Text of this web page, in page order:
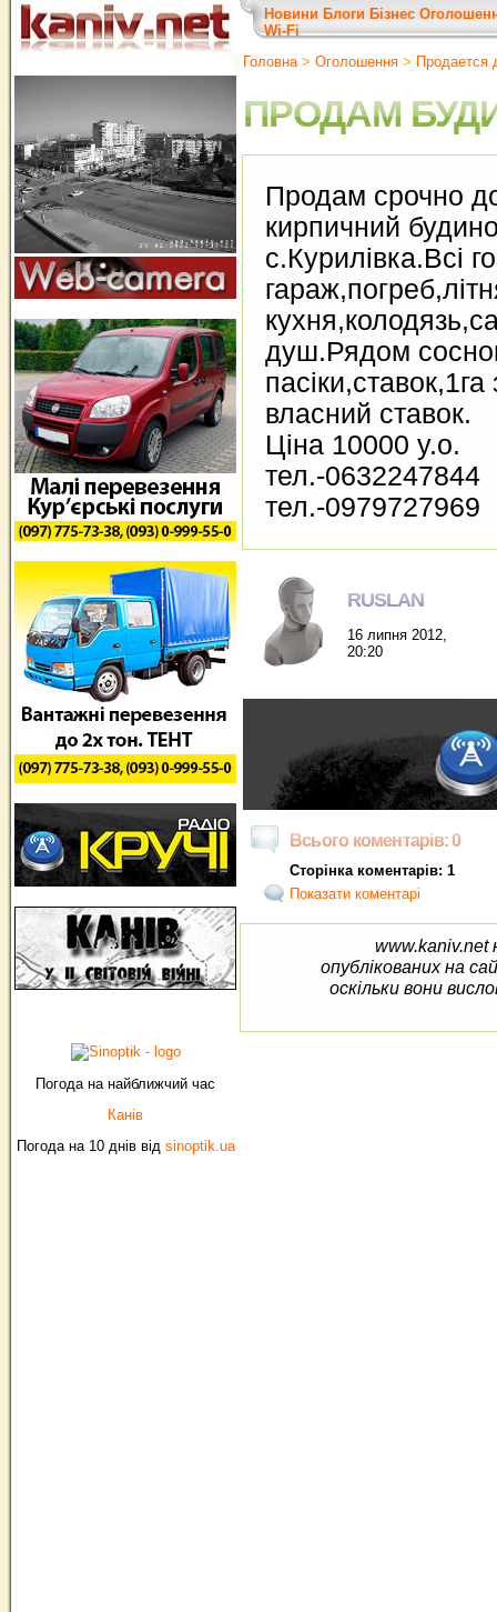
Погода на найближчий час
Канів
Погода на 10 днів від sinoptik.ua
Новини Блоги Бізнес
Wi-Fi
Головна> Оголошення > Продается
ПРОДАМ
Продам срочно
кирпичний
с.Курилівка.Всі
душ.Рядом
власний ставок.
Ціна 10000 у.о.
тел.-0632247844
тел.-0979727969
RUSLAN
16 липня 2012,
20:20
Всього коментарів: 0
Сторінка коментарів: 1
Показати коментарі
www.kaniv.net
опублікованих на
оскільки вони